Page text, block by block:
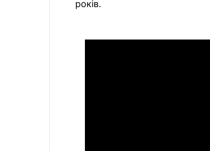
років.